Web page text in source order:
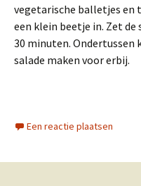
vegetarische balletjes en
een klein beetje in. Zet de
30 minuten. Ondertussen
salade maken voor erbij.
Een reactie plaatsen